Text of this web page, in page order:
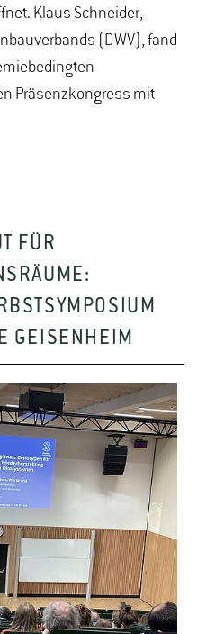
Klaus Schneider,
(DWV), fand
Präsenzkongress mit
FÜR
GEISENHEIM